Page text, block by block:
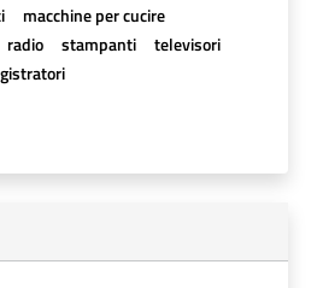
macchine per cucire
radio stampanti
televisori